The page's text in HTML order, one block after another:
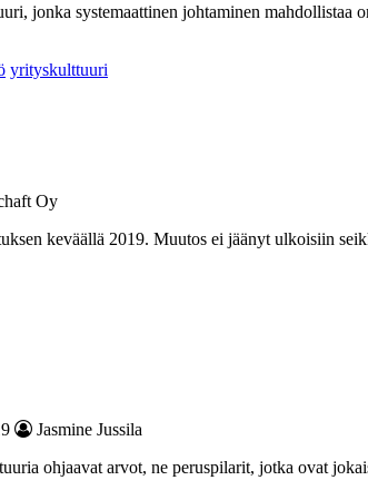
jonka systemaattinen johtaminen mahdollistaa
yrityskulttuuri
Oy
keväällä 2019. Muutos ei jäänyt ulkoisiin
Jasmine Jussila
ohjaavat arvot, ne peruspilarit, jotka ovat